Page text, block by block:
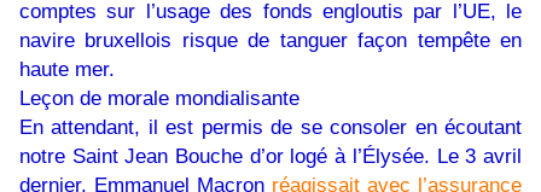
comptes sur l’usage des fonds engloutis par l’UE, le
navire bruxellois risque de tanguer façon tempête en
haute mer.
Leçon de morale mondialisante
En attendant, il est permis de se consoler en écoutant
notre Saint Jean Bouche d’or logé à l’Élysée. Le 3 avril
dernier, Emmanuel Macron réagissait avec l’assurance